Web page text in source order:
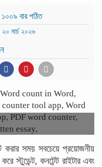
বার পঠিত
মার্চ ২০২৬
করার সময় সবচেয়ে প্রয়োজনীয়
স্টুডেন্ট, কনটেন্ট রাইটার এবং